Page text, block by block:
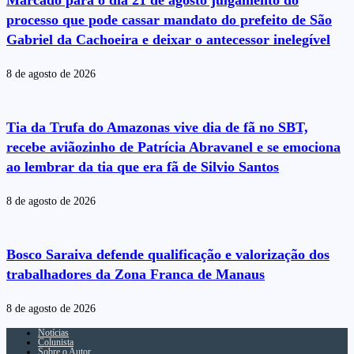
processo que pode cassar mandato do prefeito de São
Gabriel da Cachoeira e deixar o antecessor inelegível
8 de agosto de 2026
Tia da Trufa do Amazonas vive dia de fã no SBT,
recebe aviãozinho de Patrícia Abravanel e se emociona
ao lembrar da tia que era fã de Silvio Santos
8 de agosto de 2026
Bosco Saraiva defende qualificação e valorização dos
trabalhadores da Zona Franca de Manaus
8 de agosto de 2026
Notícias
Colunista
Sobre o Autor